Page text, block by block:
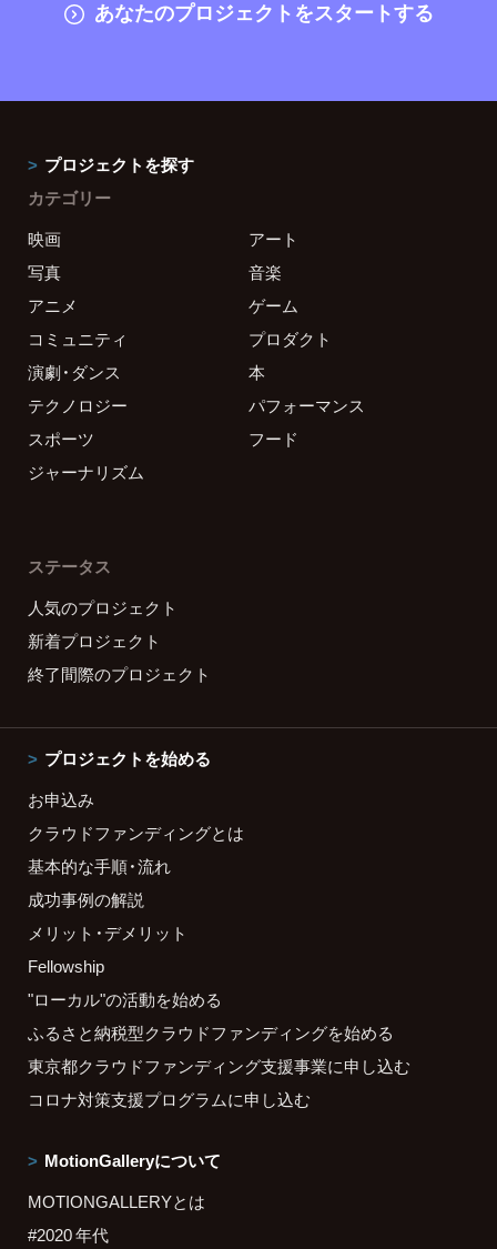
あなたのプロジェクトをスタートする
プロジェクトを探す
カテゴリー
映画
アート
写真
音楽
アニメ
ゲーム
コミュニティ
プロダクト
演劇・ダンス
本
テクノロジー
パフォーマンス
スポーツ
フード
ジャーナリズム
ステータス
人気のプロジェクト
新着プロジェクト
終了間際のプロジェクト
プロジェクトを始める
お申込み
クラウドファンディングとは
基本的な手順・流れ
成功事例の解説
メリット・デメリット
Fellowship
"ローカル"の活動を始める
ふるさと納税型クラウドファンディングを始める
東京都クラウドファンディング支援事業に申し込む
コロナ対策支援プログラムに申し込む
MotionGalleryについて
MOTIONGALLERYとは
#2020 年代